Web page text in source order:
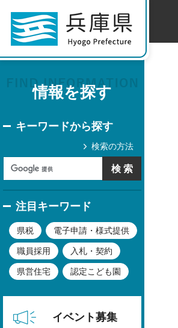
情報を探す
キーワードから探す
検索の方法
注目キーワード
県税 電子申請・様式提供
職員採用 入札・契約
県営住宅 認定こども園
イベント募集